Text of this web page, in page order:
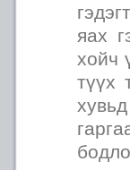
яах
хойч
түүх